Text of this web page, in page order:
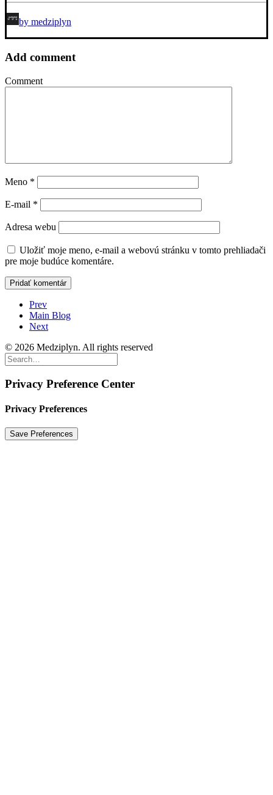
by medziplyn
Add comment
Comment
Meno *
E-mail *
Adresa webu
Uložiť moje meno, e-mail a webovú stránku v tomto prehliadači
pre moje budúce komentáre.
Prev
Main Blog
Next
© 2026 Medziplyn. All rights reserved
Privacy Preference Center
Privacy Preferences